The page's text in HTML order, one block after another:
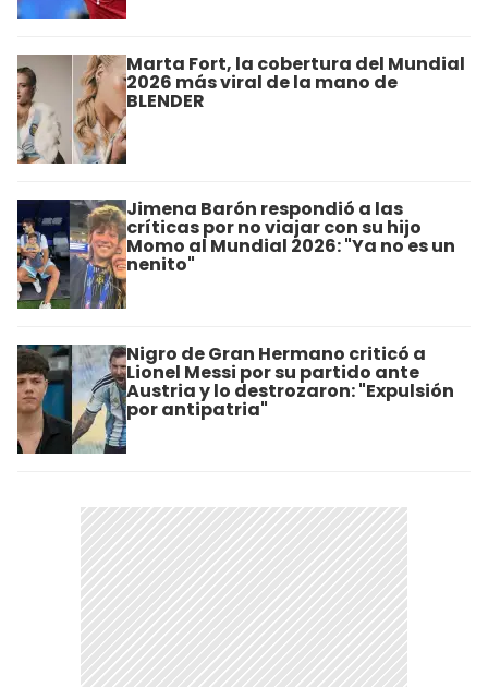
Marta Fort, la cobertura del Mundial
2026 más viral de la mano de
BLENDER
Jimena Barón respondió a las
críticas por no viajar con su hijo
Momo al Mundial 2026: "Ya no es un
nenito"
Nigro de Gran Hermano criticó a
Lionel Messi por su partido ante
Austria y lo destrozaron: "Expulsión
por antipatria"